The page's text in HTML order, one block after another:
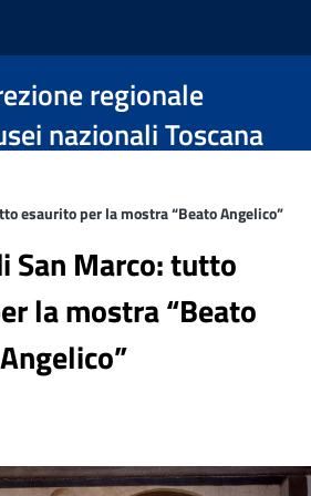
regionale
nazionali Toscana
esaurito per la mostra “Beato Angelico”
San Marco: tutto
la mostra “Beato
Angelico”